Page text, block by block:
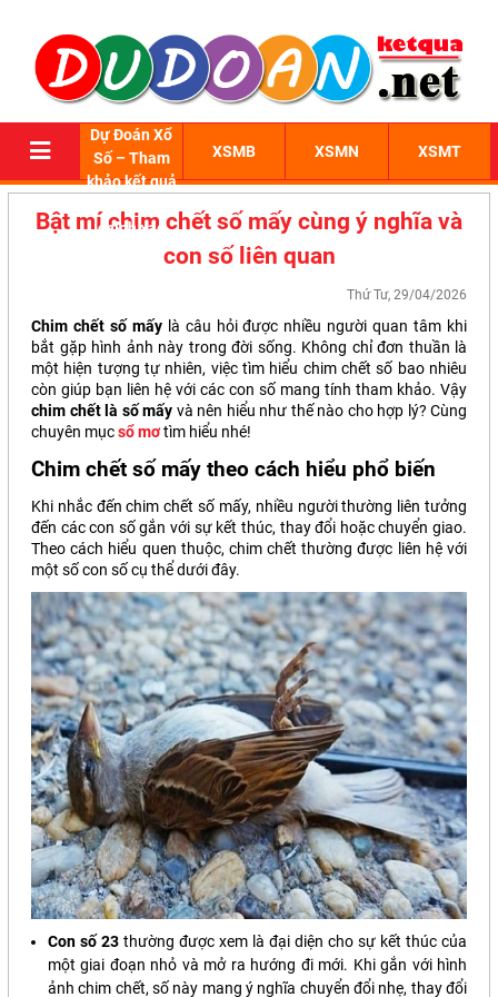
Dự Đoán Xổ
Số – Tham
khảo kết quả
chính xác
XSMB XSMN XSMT
Bật mí chim chết số mấy cùng ý nghĩa và
con số liên quan
Thứ Tư, 29/04/2026
Chim chết số mấylà câu hỏi được nhiều người quan tâm khi
bắt gặp hình ảnh này trong đời sống. Không chỉ đơn thuần là
một hiện tượng tự nhiên, việc tìm hiểu chim chết số bao nhiêu
còn giúp bạn liên hệ với các con số mang tính tham khảo. Vậy
chim chết là số mấy và nên hiểu như thế nào cho hợp lý? Cùng
chuyên mụcsổ mơtìm hiểu nhé!
Chim chết số mấy theo cách hiểu phổ biến
Khi nhắc đến chim chết số mấy, nhiều người thường liên tưởng
đến các con số gắn với sự kết thúc, thay đổi hoặc chuyển giao.
Theo cách hiểu quen thuộc, chim chết thường được liên hệ với
một số con số cụ thể dưới đây.
Con số 23 thường được xem là đại diện cho sự kết thúc của
một giai đoạn nhỏ và mở ra hướng đi mới. Khi gắn với hình
ảnh chim chết, số này mang ý nghĩa chuyển đổi nhẹ, thay đổi